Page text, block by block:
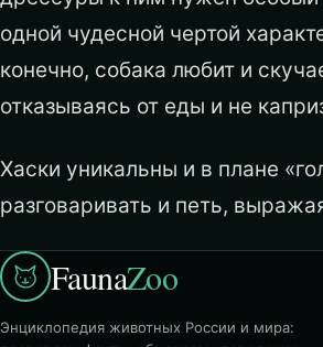
одной чудесной чертой
конечно, собака любит и
отказываясь от еды и не
Хаски уникальны и в плане
разговаривать и петь,
FaunaZoo
Энциклопедия животных России и мира: